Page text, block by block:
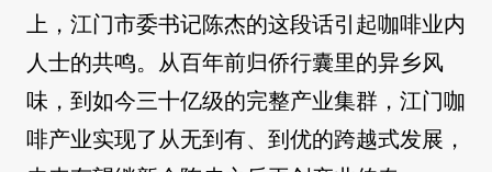
上，江门市委书记陈杰的这段话引起咖啡业内
人士的共鸣。从百年前归侨行囊里的异乡风
味，到如今三十亿级的完整产业集群，江门咖
啡产业实现了从无到有、到优的跨越式发展，